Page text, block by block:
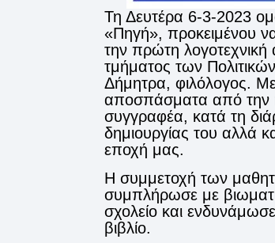
Τη Δευτέρα 6-3-2023
«Πηγή», προκειμένου
την πρώτη λογοτεχνική
τμήματος των
Δήμητρα, φιλόλογος.
αποσπάσματα από την
συγγραφέα, κατά τη
δημιουργίας του αλλά
εποχή μας.
Η συμμετοχή των
συμπλήρωσε με
σχολείο και
βιβλίο.